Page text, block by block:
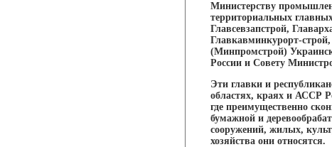
Министерству
территориальных
Главсевзапстрой,
Главкавминкурорт-
(Минпромстрой)
России и Совету
Эти главки и
областях, краях и АССР
где преимущественно
бумажной и
сооружений, жилых,
хозяйства они относятся.